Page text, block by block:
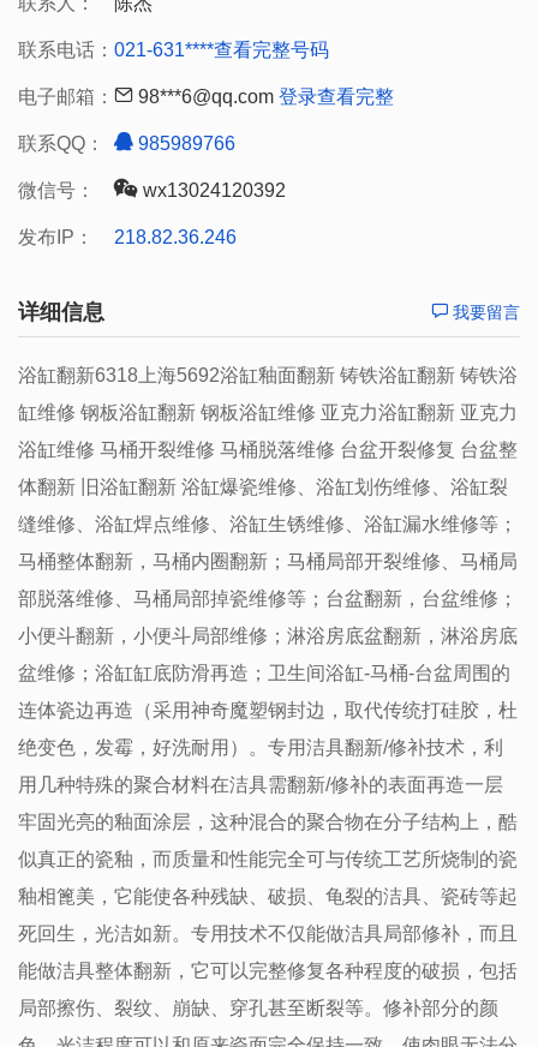
联系电话： 021-631****查看完整号码
电子邮箱： 98***6@qq.com 登录查看完整
联系QQ： 985989766
微信号： wx13024120392
发布IP： 218.82.36.246
详细信息 我要留言
浴缸翻新6318上海5692浴缸釉面翻新 铸铁浴缸翻新 铸铁浴
缸维修 钢板浴缸翻新 钢板浴缸维修 亚克力浴缸翻新 亚克力
浴缸维修 马桶开裂维修 马桶脱落维修 台盆开裂修复 台盆整
体翻新 旧浴缸翻新 浴缸爆瓷维修、浴缸划伤维修、浴缸裂
缝维修、浴缸焊点维修、浴缸生锈维修、浴缸漏水维修等；
马桶整体翻新，马桶内圈翻新；马桶局部开裂维修、马桶局
部脱落维修、马桶局部掉瓷维修等；台盆翻新，台盆维修；
小便斗翻新，小便斗局部维修；淋浴房底盆翻新，淋浴房底
盆维修；浴缸缸底防滑再造；卫生间浴缸-马桶-台盆周围的
连体瓷边再造（采用神奇魔塑钢封边，取代传统打硅胶，杜
绝变色，发霉，好洗耐用）。专用洁具翻新/修补技术，利
用几种特殊的聚合材料在洁具需翻新/修补的表面再造一层
牢固光亮的釉面涂层，这种混合的聚合物在分子结构上，酷
似真正的瓷釉，而质量和性能完全可与传统工艺所烧制的瓷
釉相篦美，它能使各种残缺、破损、龟裂的洁具、瓷砖等起
死回生，光洁如新。专用技术不仅能做洁具局部修补，而且
能做洁具整体翻新，它可以完整修复各种程度的破损，包括
局部擦伤、裂纹、崩缺、穿孔甚至断裂等。修补部分的颜